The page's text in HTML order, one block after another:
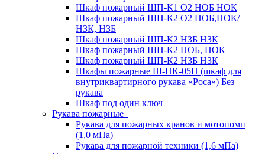
Шкаф пожарный ШП-К1 О2 НОБ НОК
Шкаф пожарный ШП-К2 О2 НОБ,НОК/
НЗК, НЗБ
Шкаф пожарный ШП-К2 НЗБ НЗК
Шкаф пожарный ШП-К2 НОБ, НОК
Шкаф пожарный ШП-К2 НЗБ НЗК
Шкафы пожарные Ш-ПК-05Н (шкаф для
внутриквартирного рукава «Роса») Без
рукава
Шкаф под один ключ
Рукава пожарные
Рукава для пожарных кранов и мотопомп
(1,0 мПа)
Рукава для пожарной техники (1,6 мПа)